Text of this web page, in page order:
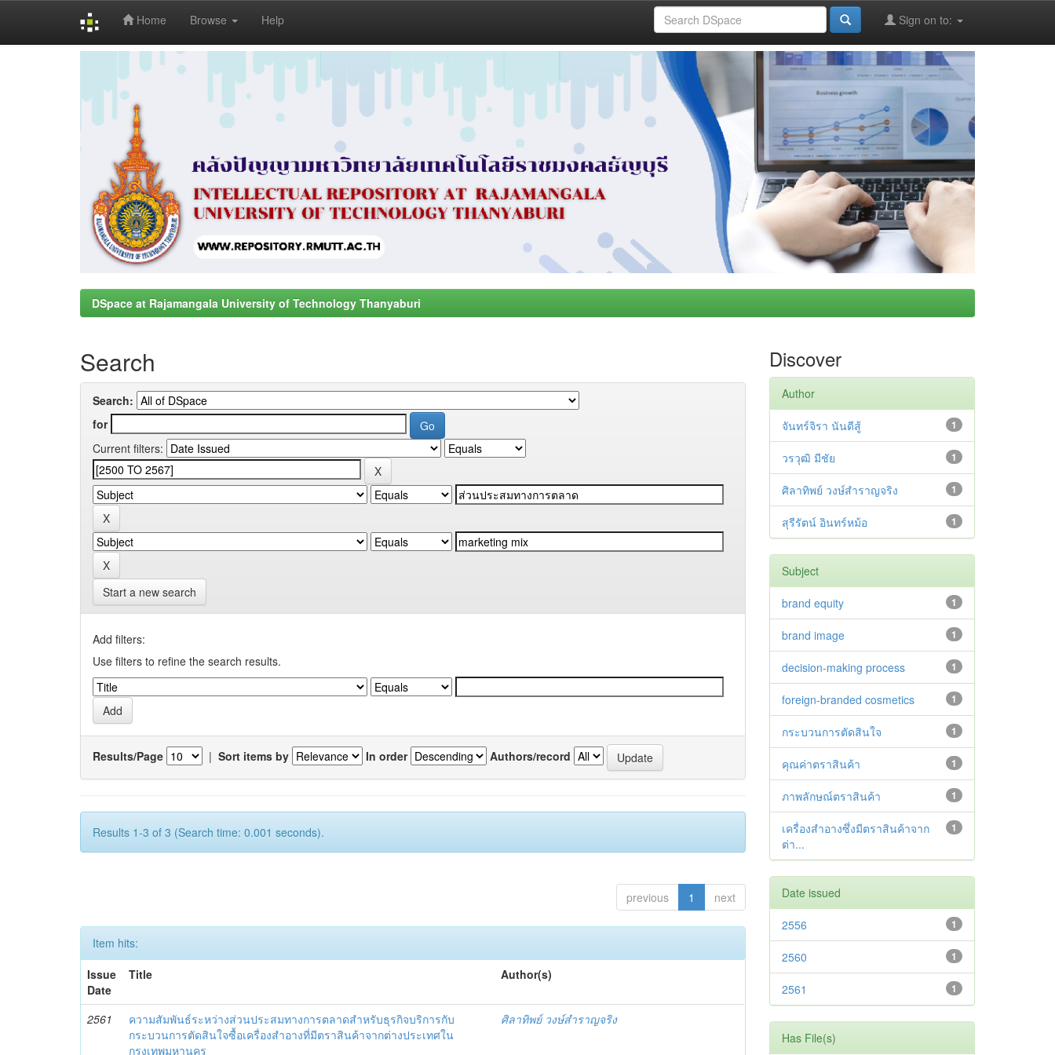
Home Browse Help Sign on to:
DSpace at Rajamangala University of Technology Thanyaburi
Search
Search:
for
Current filters:
Start a new search
Add filters:
Use filters to refine the search results.
Results/Page | Sort items by In order Authors/record
Results 1-3 of 3 (Search time: 0.001 seconds).
previous 1 next
Item hits:
Issue
Date
Title Author(s)
2561
ความสัมพันธ์ระหว่างส่วนประสมทางการตลาดสำหรับธุรกิจบริการกับ
กระบวนการตัดสินใจซื้อเครื่องสำอางที่มีตราสินค้าจากต่างประเทศใน
กรุงเทพมหานคร
ศิลาทิพย์ วงษ์สำราญจริง
Discover
Author
1
จันทร์จิรา นันดีสู้
1
วรวุฒิ มีชัย
1
ศิลาทิพย์ วงษ์สำราญจริง
1
สุรีรัตน์ อินทร์หม้อ
Subject
1
brand equity
1
brand image
1
decision-making process
1
foreign-branded cosmetics
1
กระบวนการตัดสินใจ
1
คุณค่าตราสินค้า
1
ภาพลักษณ์ตราสินค้า
1
เครื่องสำอางซึ่งมีตราสินค้าจาก
ต่า...
Date issued
1
2556
1
2560
1
2561
Has File(s)